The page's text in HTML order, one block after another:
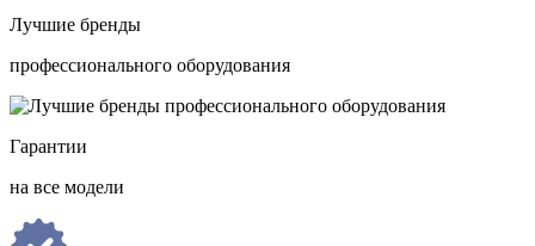
Лучшие бренды
профессионального оборудования
Гарантии
на все модели